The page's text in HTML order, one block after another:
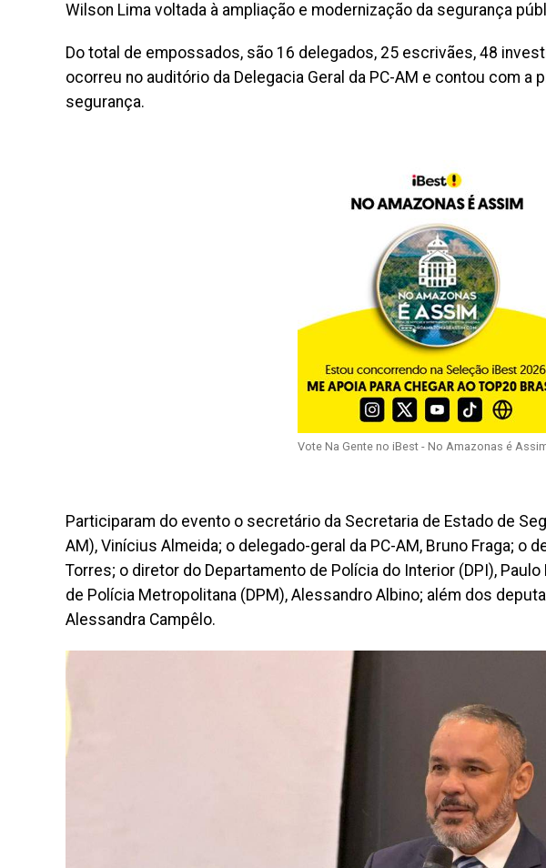
Wilson Lima voltada à ampliação e modernização da segurança
Do total de empossados, são 16 delegados, 25 escrivães, 48
ocorreu no auditório da Delegacia Geral da PC-AM e contou com a
segurança.
Vote Na Gente no iBest - No Amazonas é
Participaram do evento o secretário da Secretaria de Estado de
AM), Vinícius Almeida; o delegado-geral da PC-AM, Bruno Fraga; o
Torres; o diretor do Departamento de Polícia do Interior (DPI),
de Polícia Metropolitana (DPM), Alessandro Albino; além dos
Alessandra Campêlo.